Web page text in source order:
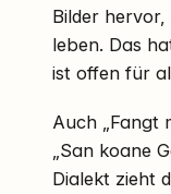
Bilder
leben. Das
ist offen für
Auch „Fangt
„San koane
Dialekt zieht